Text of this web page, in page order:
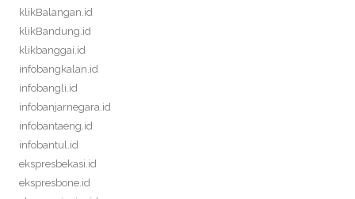
klikBalangan.id
klikBandung.id
klikbanggai.id
infobangkalan.id
infobangli.id
infobanjarnegara.id
infobantaeng.id
infobantul.id
ekspresbekasi.id
ekspresbone.id